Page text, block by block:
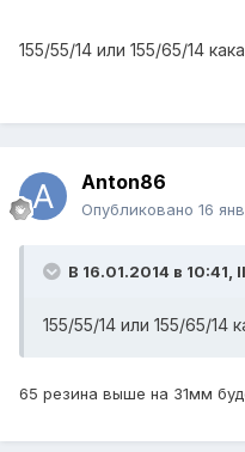
155/55/14 или 155/65/14
Anton86
Опубликовано 16
В 16.01.2014 в 10:41,
155/55/14 или 155/65/14
65 резина выше на 31мм